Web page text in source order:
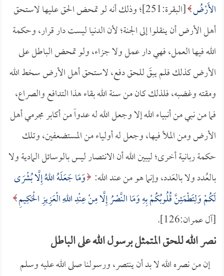
الأَرْضُ
[البقرة:251]؛ وذلك أنه لو تمحض الحق عليها لاستحق
أهل الأرض أن ينقلوا إلى الجنة؛ لأن الدنيا ليست دار قرار، وحكمة
الله فيها العمل، فهي دار عمل ولا جزاء، ولو تمحض الباطل على
الأرض كذلك فلم يبقَ للحق دفع، لاستحق أهل الأرض سخط الله
ومقته وغضبه، فلذلك كان من سنة الله بقاء هذا التدافع والصراع،
فما من نبي من أنبياء الله إلا وجعل الله له عدواً من أكابر مجرمي أهل
الأرض ومن الملأ فيها، وجعل له أولياء من المستضعفين، وتلك
حكمة ربانية أخرى؛ ليبين الله أن الانتصار ليس بالوسائل المادية ولا
بالعُدد ولا بالعَدد، وإنما هو من عند الله: وَمَا جَعَلَهُ اللهُ إِلَّا بُشْرَى
لَكُمْ وَلِتَطْمَئِنَّ قُلُوبُكُمْ بِهِ وَمَا النَّصْرُ إِلَّا مِنْ عِنْدِ اللهِ الْعَزِيزِ الْحَكِيمِ
[آل عمران:126].
نصر الله للحق المتمثل برسول الله على الباطل
إن من نصره الله لا بد أن ينتصر، ورسولنا صلى الله عليه وسلم